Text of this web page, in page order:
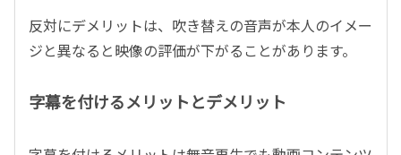
反対にデメリットは、吹き替えの音声が本人のイメー
ジと異なると映像の評価が下がることがあります。
字幕を付けるメリットとデメリット